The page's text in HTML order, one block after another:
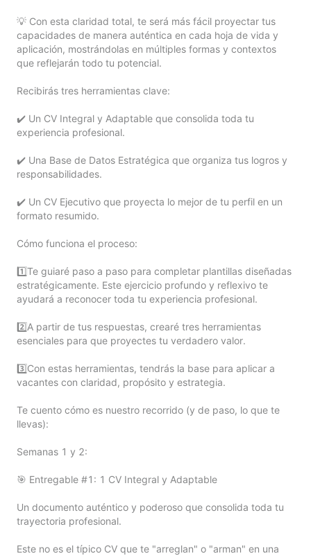
💡 Con esta claridad total, te será más fácil proyectar tus
capacidades de manera auténtica en cada hoja de vida y
aplicación, mostrándolas en múltiples formas y contextos
que reflejarán todo tu potencial.
Recibirás tres herramientas clave:
✔️ Un CV Integral y Adaptable que consolida toda tu
experiencia profesional.
✔️ Una Base de Datos Estratégica que organiza tus logros y
responsabilidades.
✔️ Un CV Ejecutivo que proyecta lo mejor de tu perfil en un
formato resumido.
Cómo funciona el proceso:
1️⃣Te guiaré paso a paso para completar plantillas diseñadas
estratégicamente. Este ejercicio profundo y reflexivo te
ayudará a reconocer toda tu experiencia profesional.
2️⃣A partir de tus respuestas, crearé tres herramientas
esenciales para que proyectes tu verdadero valor.
3️⃣Con estas herramientas, tendrás la base para aplicar a
vacantes con claridad, propósito y estrategia.
Te cuento cómo es nuestro recorrido (y de paso, lo que te
llevas):
Semanas 1 y 2:
🎯 Entregable #1: 1 CV Integral y Adaptable
Un documento auténtico y poderoso que consolida toda tu
trayectoria profesional.
Este no es el típico CV que te "arreglan" o "arman" en una